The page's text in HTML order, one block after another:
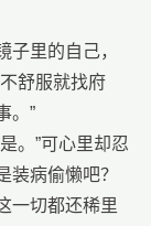
子里的自己，
舒服就找府
。”
。”可心里却忍
装病偷懒吧？
一切都还稀里